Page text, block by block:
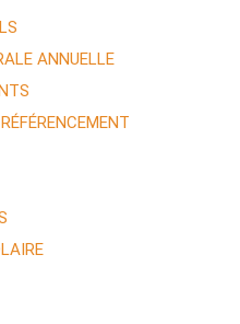
ANNUELLE